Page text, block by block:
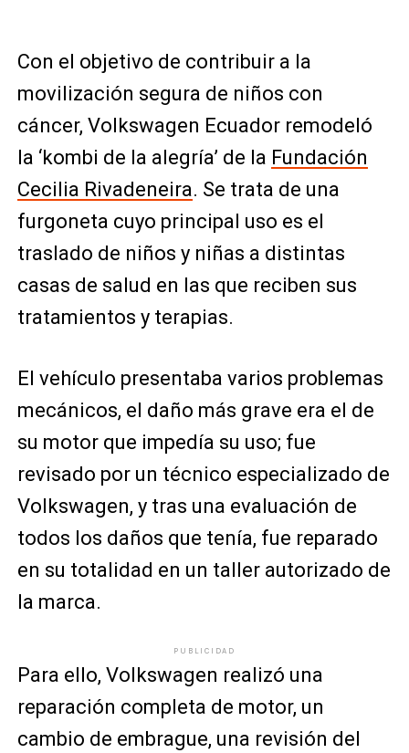
Con el objetivo de contribuir a la
movilización segura de niños con
cáncer, Volkswagen Ecuador remodeló
la ‘kombi de la alegría’ de la Fundación
Cecilia Rivadeneira. Se trata de una
furgoneta cuyo principal uso es el
traslado de niños y niñas a distintas
casas de salud en las que reciben sus
tratamientos y terapias.
El vehículo presentaba varios problemas
mecánicos, el daño más grave era el de
su motor que impedía su uso; fue
revisado por un técnico especializado de
Volkswagen, y tras una evaluación de
todos los daños que tenía, fue reparado
en su totalidad en un taller autorizado de
la marca.
PUBLICIDAD
Para ello, Volkswagen realizó una
reparación completa de motor, un
cambio de embrague, una revisión del